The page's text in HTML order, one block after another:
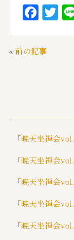
F
a
c
e
k
T
w
«前の記事